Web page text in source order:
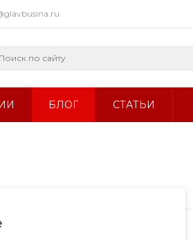
БЛОГ СТАТЬИ